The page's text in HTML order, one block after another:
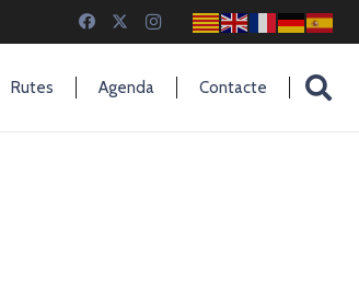
Rutes Agenda Contacte